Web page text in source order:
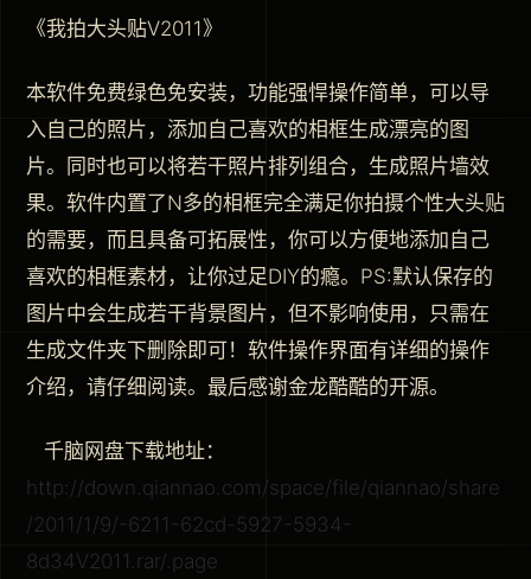
《我拍大头贴V2011》
本软件免费绿色免安装，功能强悍操作简单，可以导
入自己的照片，添加自己喜欢的相框生成漂亮的图
片。同时也可以将若干照片排列组合，生成照片墙效
果。软件内置了N多的相框完全满足你拍摄个性大头贴
的需要，而且具备可拓展性，你可以方便地添加自己
喜欢的相框素材，让你过足DIY的瘾。PS:默认保存的
图片中会生成若干背景图片，但不影响使用，只需在
生成文件夹下删除即可！软件操作界面有详细的操作
介绍，请仔细阅读。最后感谢金龙酷酷的开源。
千脑网盘下载地址：
http://down.qiannao.com/space/file/qiannao/share
/2011/1/9/-6211-62cd-5927-5934-
8d34V2011.rar/.page